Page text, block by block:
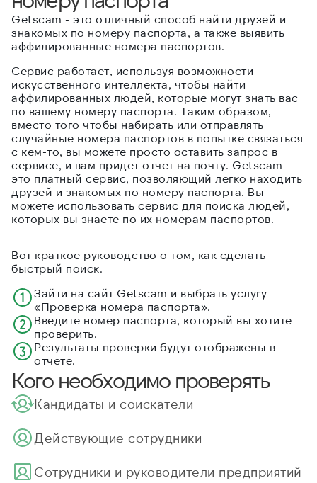
Getscam - это отличный способ найти друзей и
знакомых по номеру паспорта, а также выявить
аффилированные номера паспортов.
Сервис работает, используя возможности
искусственного интеллекта, чтобы найти
аффилированных людей, которые могут знать вас
по вашему номеру паспорта. Таким образом,
вместо того чтобы набирать или отправлять
случайные номера паспортов в попытке связаться
с кем-то, вы можете просто оставить запрос в
сервисе, и вам придет отчет на почту. Getscam -
это платный сервис, позволяющий легко находить
друзей и знакомых по номеру паспорта. Вы
можете использовать сервис для поиска людей,
которых вы знаете по их номерам паспортов.
Вот краткое руководство о том, как сделать
быстрый поиск.
Зайти на сайт Getscam и выбрать услугу
«Проверка номера паспорта».
Введите номер паспорта, который вы хотите
проверить.
Результаты проверки будут отображены в
отчете.
Кого необходимо проверять
Кандидаты и соискатели
Действующие сотрудники
Cотрудники и руководители предприятий